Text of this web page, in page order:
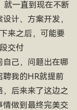
就一直到现在不断
计、方案开发，
来之后，可能要
交付
自己，问题出在哪
聘我的HR就提前
后来来了这边之
情做到最终完美交